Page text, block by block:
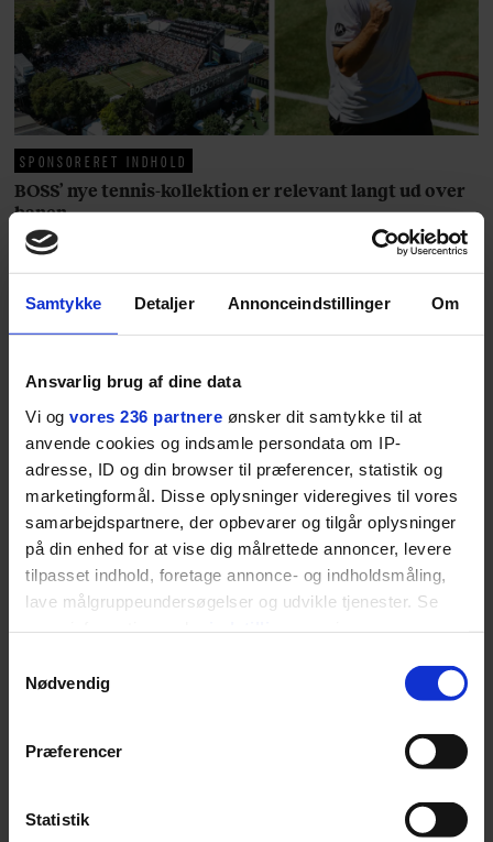
Samtykke Detaljer Annonceindstillinger Om
Ansvarlig brug af dine data
Vi og vores 236 partnere ønsker dit samtykke til at
anvende cookies og indsamle persondata om IP-
adresse, ID og din browser til præferencer, statistik og
marketingformål. Disse oplysninger videregives til vores
samarbejdspartnere, der opbevarer og tilgår oplysninger
på din enhed for at vise dig målrettede annoncer, levere
tilpasset indhold, foretage annonce- og indholdsmåling,
lave målgruppeundersøgelser og udvikle tjenester. Se
tilbage eller ændre indstillinger fra vores
"Cookiedeklaration", eller ved at trykke på "Privacy
Nødvendig
Præferencer
Statistik
arv, angst, familieliv, frygten for
at miste stemmen og den
livsglæde, han nægter at give slip
på.
LIVSSTIL
Dua Lipa har
opdatereret sin guide til
København. Og den er –
ikke overraskende –
ganske forudsigelig
NYHEDSBREV
Skriv dig op til
Euromans nyhedsbrev
her
SPONSORERET INDHOLD
BOSS’ nye tennis-kollektion er relevant langt ud over
banen
Fra BOSS OPEN i Stuttgart til det kommende partnerskab
med Australian Open cementerer BOSS sin position i
krydsfeltet mellem tennis, performance og moderne
livsstil.
midterbarn. Når min far